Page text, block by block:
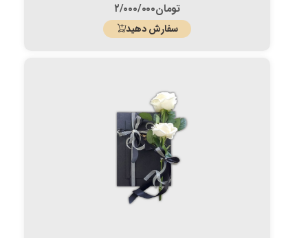
تومان۲/۰۰۰/۰۰۰
سفارش دهید